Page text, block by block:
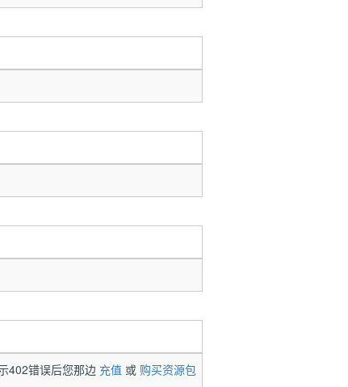
402错误后您那边 充值 或 购买资源包